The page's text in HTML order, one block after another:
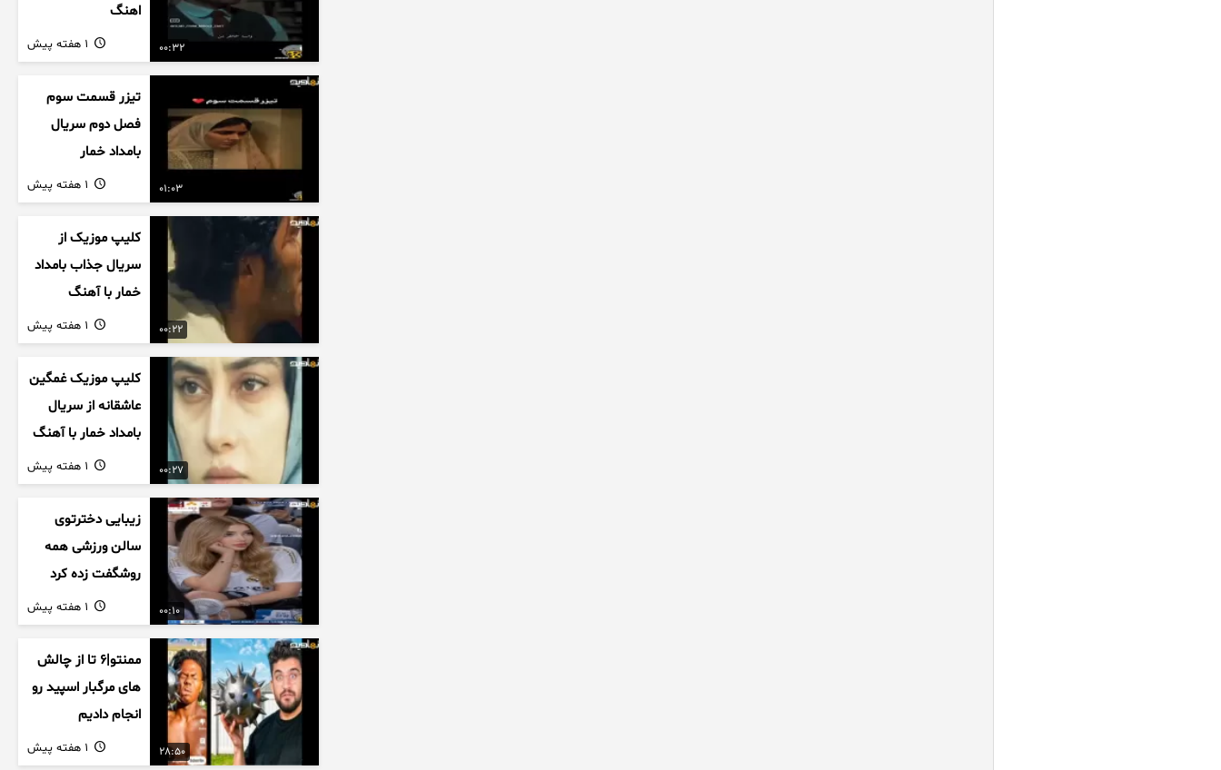
00:32
اهنگ
01:03
تیزر قسمت سوم
فصل دوم سریال
بامداد خمار
00:22
کلیپ موزیک از
سریال جذاب بامداد
خمار با آهنگ
عاشقانه
00:27
کلیپ موزیک غمگین
عاشقانه از سریال
بامداد خمار با آهنگ
احسان خواجه امیری
00:10
زیبایی دخترتوی
سالن ورزشی همه
روشگفت زده کرد
28:50
ممنتو|۶ تا از چالش
های مرگبار اسپید رو
انجام دادیم